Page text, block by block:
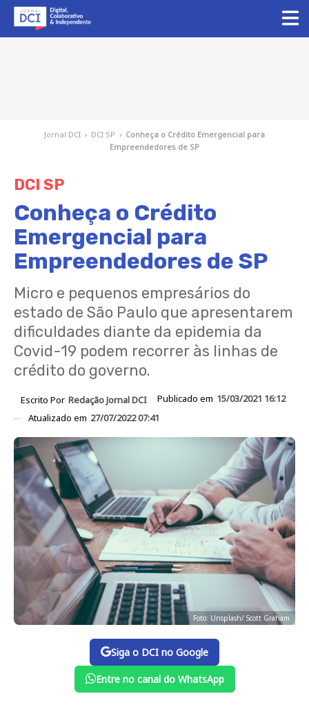
Jornal DCI › DCI SP › Conheça o Crédito Emergencial para
Empreendedores de SP
DCI SP
Conheça o Crédito
Emergencial para
Empreendedores de SP
Micro e pequenos empresários do
estado de São Paulo que apresentarem
dificuldades diante da epidemia da
Covid-19 podem recorrer às linhas de
crédito do governo.
Escrito Por Redação Jornal DCI Publicado em 15/03/2021 16:12
Atualizado em 27/07/2022 07:41
Foto: Unsplash/ Scott Graham
Siga o DCI no Google
Entre no canal do WhatsApp